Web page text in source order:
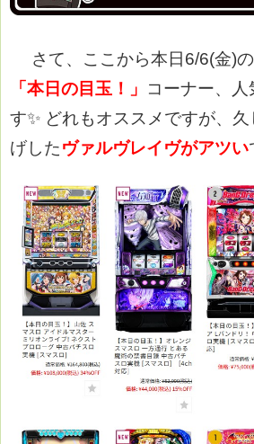
さて、ここから本日6/6(金)の
「本日の目玉！」
コーナー、人
す✨ どれもオススメですが、
げしたヴァルヴレイヴがアツい